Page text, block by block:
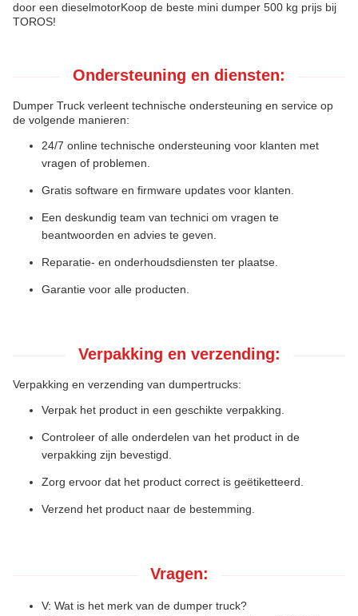
door een dieselmotorKoop de beste mini dumper 500 kg prijs bij
TOROS!
Ondersteuning en diensten:
Dumper Truck verleent technische ondersteuning en service op
de volgende manieren:
24/7 online technische ondersteuning voor klanten met
vragen of problemen.
Gratis software en firmware updates voor klanten.
Een deskundig team van technici om vragen te
beantwoorden en advies te geven.
Reparatie- en onderhoudsdiensten ter plaatse.
Garantie voor alle producten.
Verpakking en verzending:
Verpakking en verzending van dumpertrucks:
Verpak het product in een geschikte verpakking.
Controleer of alle onderdelen van het product in de
verpakking zijn bevestigd.
Zorg ervoor dat het product correct is geëtiketteerd.
Verzend het product naar de bestemming.
Vragen:
V: Wat is het merk van de dumper truck?